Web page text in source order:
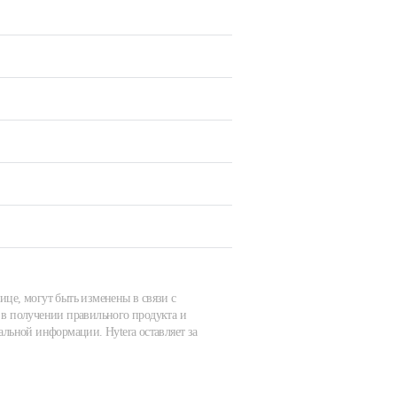
могут быть изменены в связи с
получении правильного продукта и
информации. Hytera оставляет за